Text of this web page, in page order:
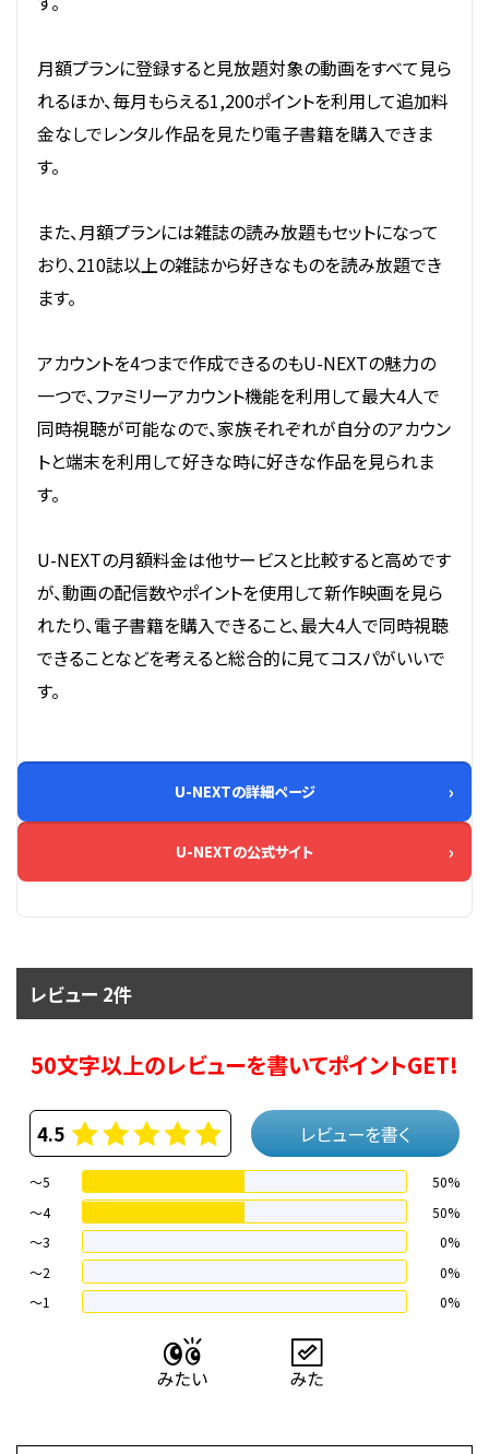
月額プランに登録すると見放題対象の動画をすべて見ら
れるほか、毎月もらえる1,200ポイントを利用して追加料
金なしでレンタル作品を見たり電子書籍を購入できま
す。
また、月額プランには雑誌の読み放題もセットになって
おり、210誌以上の雑誌から好きなものを読み放題でき
ます。
アカウントを4つまで作成できるのもU-NEXTの魅力の
一つで、ファミリーアカウント機能を利用して最大4人で
同時視聴が可能なので、家族それぞれが自分のアカウン
トと端末を利用して好きな時に好きな作品を見られま
す。
U-NEXTの月額料金は他サービスと比較すると高めです
が、動画の配信数やポイントを使用して新作映画を見ら
れたり、電子書籍を購入できること、最大4人で同時視聴
できることなどを考えると総合的に見てコスパがいいで
す。
U-NEXTの詳細ページ
U-NEXTの公式サイト
レビュー 2件
50文字以上のレビューを書いてポイントGET!
4.5 レビューを書く
～5
50%
～4
50%
〜3
0%
〜2
0%
〜1
0%